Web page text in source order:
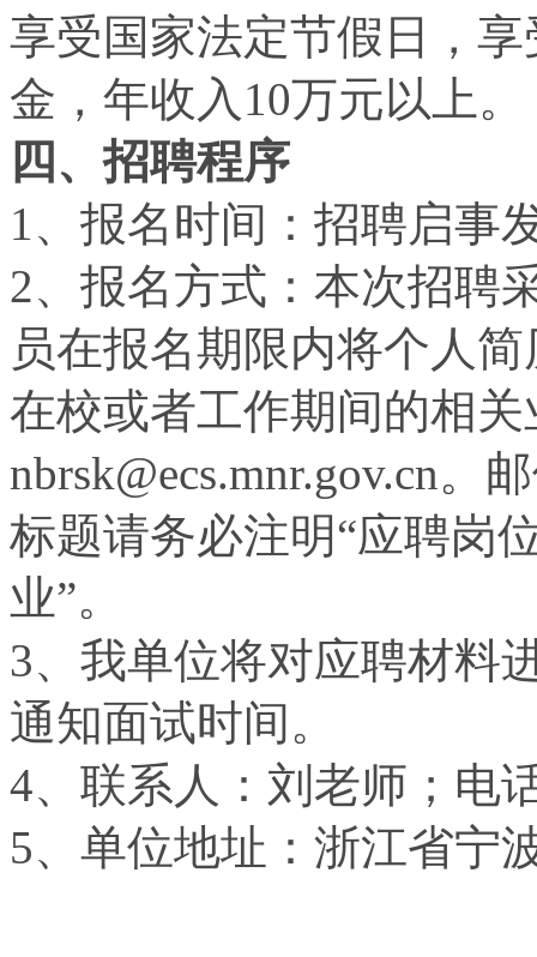
享受国家法定节假日，
金，年收入 10万元以上。
四、招聘程序
1、报名时间：招聘启事
2、报名方式：本次招聘
员在报名期限内将个人
在校或者工作期间的相
nbrsk@ecs.mnr.gov.cn。
标题请务必注明“应聘岗
业”。
3、我单位将对应聘材料
通知面试时间。
4、联系人：刘老师；电
5、单位地址：浙江省宁